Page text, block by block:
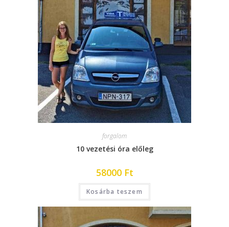
forgalom
10 vezetési óra előleg
58000 Ft
Kosárba teszem